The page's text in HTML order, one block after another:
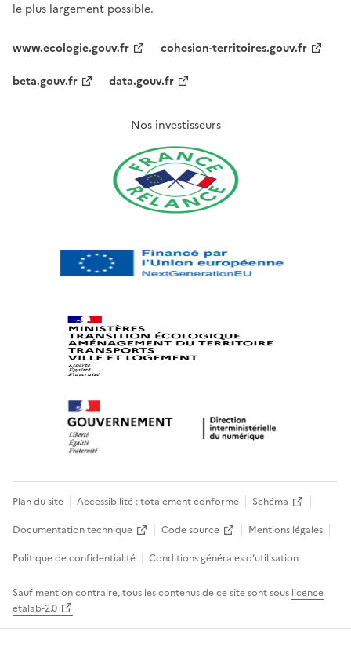
le plus largement possible.
www.ecologie.gouv.fr
cohesion-territoires.gouv.fr
beta.gouv.fr
data.gouv.fr
Nos investisseurs
Plan du site Accessibilité : totalement conforme
Schéma
Documentation technique
Code source
Mentions légales
Politique de confidentialité
Conditions générales d’utilisation
Sauf mention contraire, tous les contenus de ce site sont sous licence
etalab-2.0